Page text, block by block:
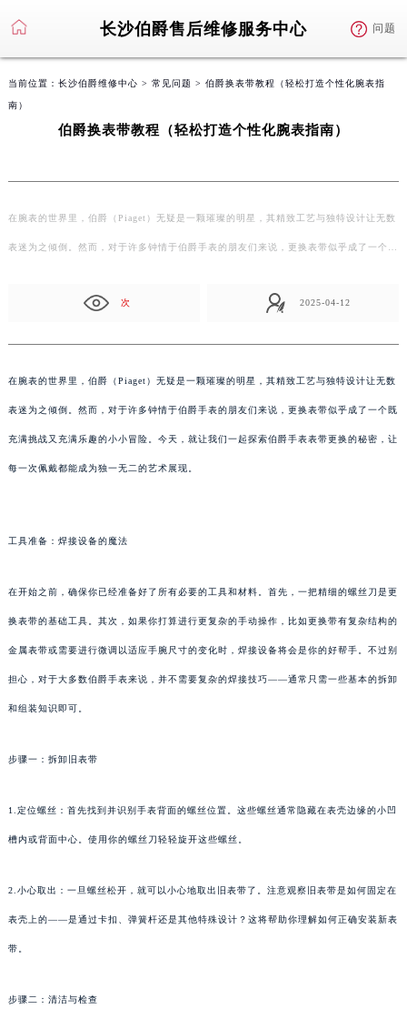
长沙伯爵售后维修服务中心 问题
当前位置： 长沙伯爵维修中心 > 常见问题 > 伯爵换表带教程（轻松打造个性化腕表指
南）
伯爵换表带教程（轻松打造个性化腕表指南）
在腕表的世界里，伯爵（Piaget）无疑是一颗璀璨的明星，其精致工艺与独特设计让无数
表迷为之倾倒。然而，对于许多钟情于伯爵手表的朋友们来说，更换表带似乎成了一个…
次 2025-04-12
在腕表的世界里，伯爵（Piaget）无疑是一颗璀璨的明星，其精致工艺与独特设计让无数
表迷为之倾倒。然而，对于许多钟情于伯爵手表的朋友们来说，更换表带似乎成了一个既
充满挑战又充满乐趣的小小冒险。今天，就让我们一起探索伯爵手表表带更换的秘密，让
每一次佩戴都能成为独一无二的艺术展现。
工具准备：焊接设备的魔法
在开始之前，确保你已经准备好了所有必要的工具和材料。首先，一把精细的螺丝刀是更
换表带的基础工具。其次，如果你打算进行更复杂的手动操作，比如更换带有复杂结构的
金属表带或需要进行微调以适应手腕尺寸的变化时，焊接设备将会是你的好帮手。不过别
担心，对于大多数伯爵手表来说，并不需要复杂的焊接技巧——通常只需一些基本的拆卸
和组装知识即可。
步骤一：拆卸旧表带
1.定位螺丝：首先找到并识别手表背面的螺丝位置。这些螺丝通常隐藏在表壳边缘的小凹
槽内或背面中心。使用你的螺丝刀轻轻旋开这些螺丝。
2.小心取出：一旦螺丝松开，就可以小心地取出旧表带了。注意观察旧表带是如何固定在
表壳上的——是通过卡扣、弹簧杆还是其他特殊设计？这将帮助你理解如何正确安装新表
带。
步骤二：清洁与检查